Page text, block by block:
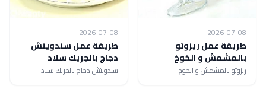
2026-07-08
طريقة عمل ريزوتو
بالمشمش و الخوخ
ريزوتو بالمشمش و الخوخ
2026-07-08
طريقة عمل سندويتش
دجاج بالجريك سلاد
سندويتش دجاج بالجريك سلاد